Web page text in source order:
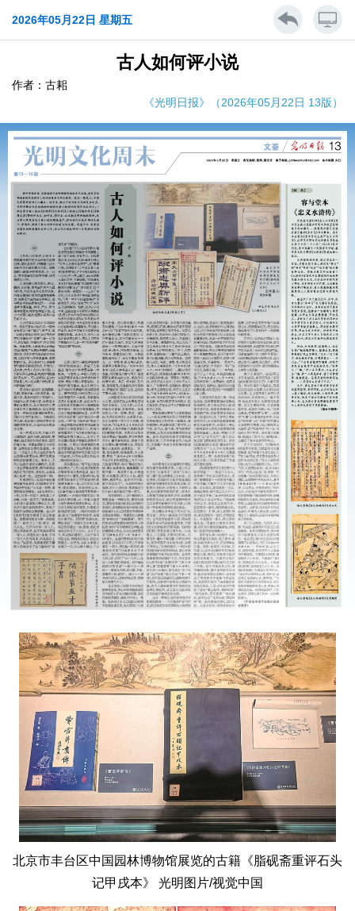
2026年05月22日 星期五
古人如何评小说
作者：古耜
《光明日报》（2026年05月22日 13版）
北京市丰台区中国园林博物馆展览的古籍《脂砚斋重评石头
记甲戌本》 光明图片/视觉中国